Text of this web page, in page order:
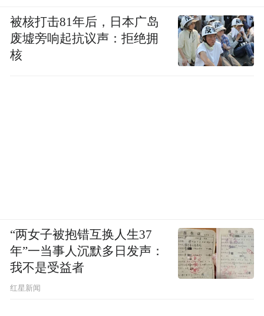
被核打击81年后，日本广岛
废墟旁响起抗议声：拒绝拥
核
“两女子被抱错互换人生37
年”一当事人沉默多日发声：
我不是受益者
红星新闻